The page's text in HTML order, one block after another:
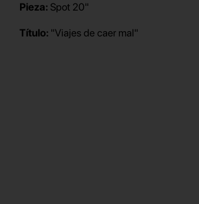
Pieza: Spot 20"
Título: "Viajes de caer mal"